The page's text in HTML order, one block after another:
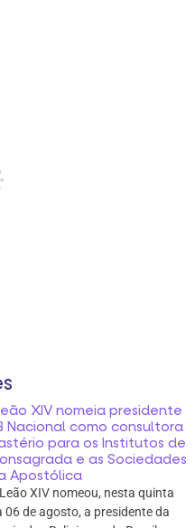
XIV nomeia presidente
Nacional como consultora
para os Institutos de
e as Sociedades
Apostólica
XIV nomeou, nesta quinta
06 de agosto, a presidente da